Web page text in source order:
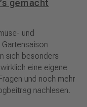
gemacht
und
sich besonders
eine eigene
und noch mehr
nachlesen.